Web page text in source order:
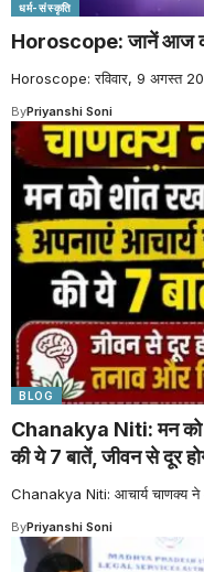
धर्म-संस्कृति
Horoscope: जानें आज
Horoscope: रविवार, 9 अगस्त
ByPriyanshi Soni
BLOG
Chanakya Niti: मन को
की ये 7 बातें, जीवन से दूर
Chanakya Niti: आचार्य चाणक्य ने
ByPriyanshi Soni